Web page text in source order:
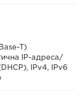
T)
IP-адреса/
IPv4, IPv6